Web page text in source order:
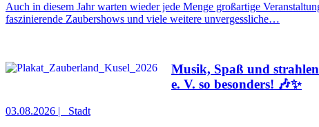
Auch in diesem Jahr warten wieder jede Menge großartige
faszinierende Zaubershows und viele weitere unvergessliche…
Musik, Spaß und
e. V. so besonders! 🎶✨
03.08.2026 |
Stadt